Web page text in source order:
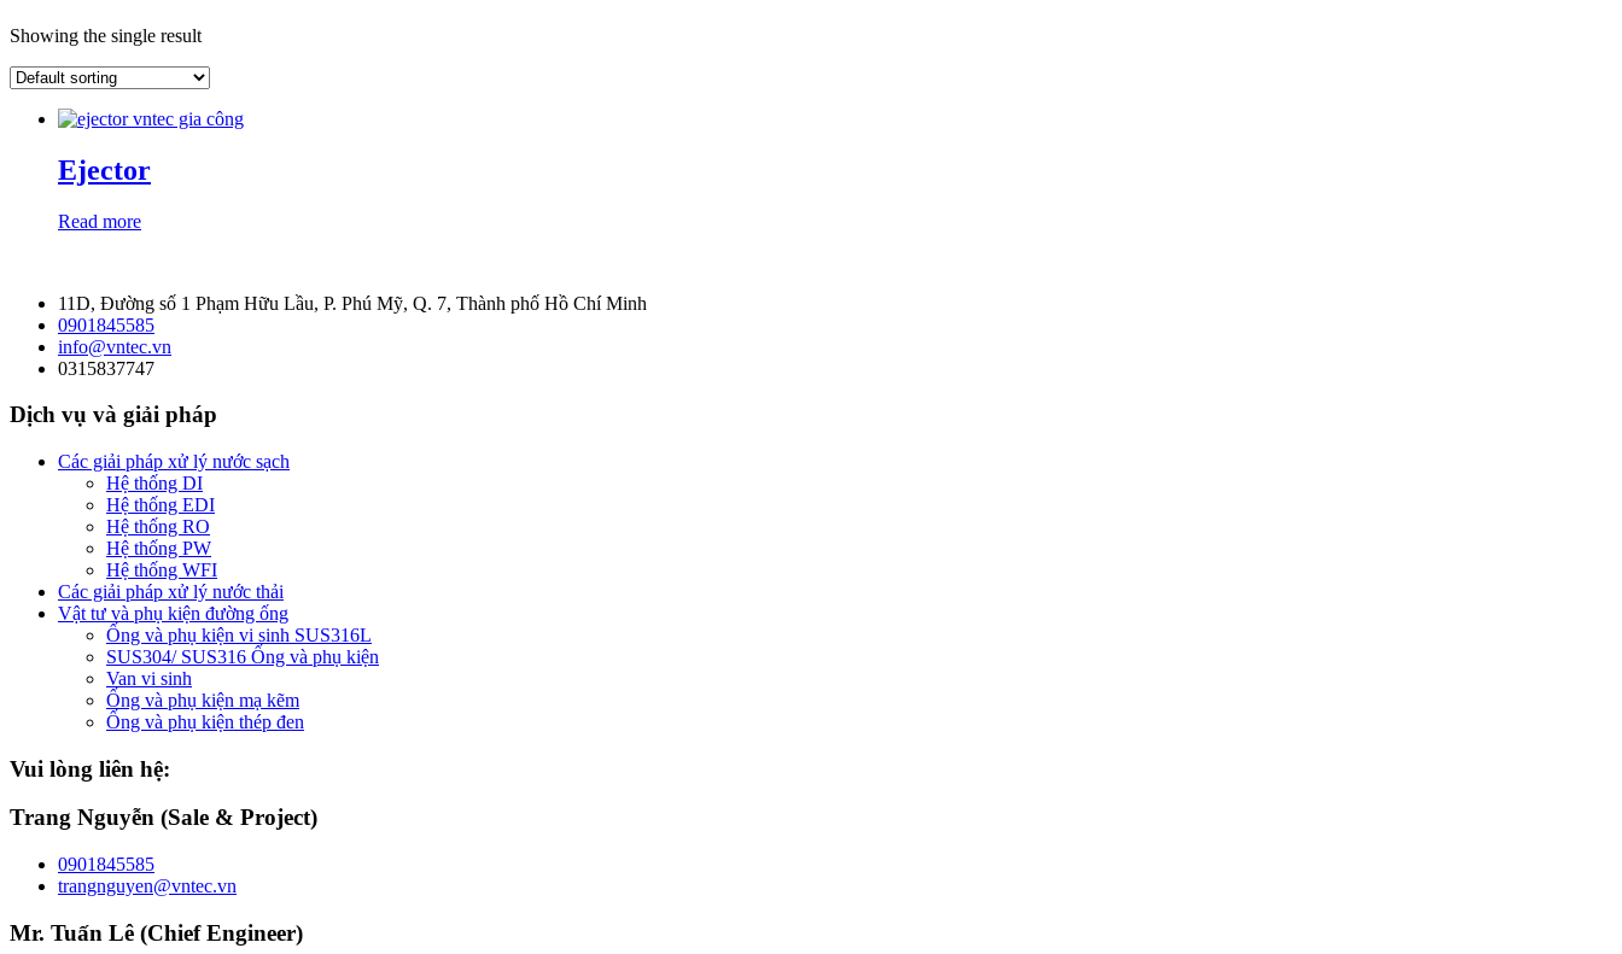
Showing the single result
Ejector
Read more
11D, Đường số 1 Phạm Hữu Lầu, P. Phú Mỹ, Q. 7, Thành phố Hồ Chí Minh
0901845585
info@vntec.vn
0315837747
Dịch vụ và giải pháp
Các giải pháp xử lý nước sạch
Hệ thống DI
Hệ thống EDI
Hệ thống RO
Hệ thống PW
Hệ thống WFI
Các giải pháp xử lý nước thải
Vật tư và phụ kiện đường ống
Ống và phụ kiện vi sinh SUS316L
SUS304/ SUS316 Ống và phụ kiện
Van vi sinh
Ống và phụ kiện mạ kẽm
Ống và phụ kiện thép đen
Vui lòng liên hệ:
Trang Nguyễn (Sale & Project)
0901845585
trangnguyen@vntec.vn
Mr. Tuấn Lê (Chief Engineer)